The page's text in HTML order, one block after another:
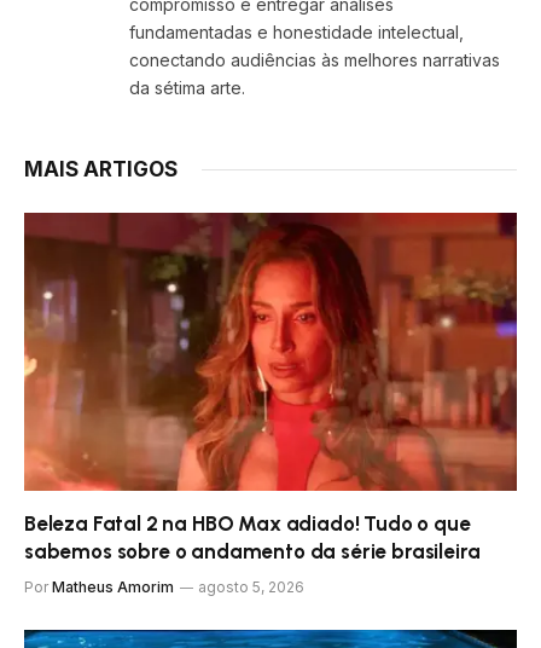
compromisso é entregar análises
fundamentadas e honestidade intelectual,
conectando audiências às melhores narrativas
da sétima arte.
MAIS ARTIGOS
Beleza Fatal 2 na HBO Max adiado! Tudo o que
sabemos sobre o andamento da série brasileira
Por Matheus Amorim agosto 5, 2026